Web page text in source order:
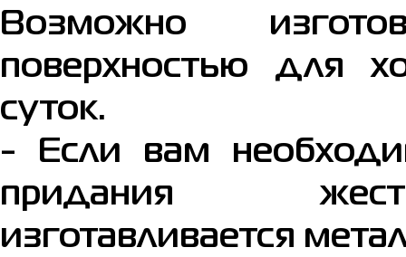
Возможно
поверхностью для
суток.
- Если вам
придания
изготавливается